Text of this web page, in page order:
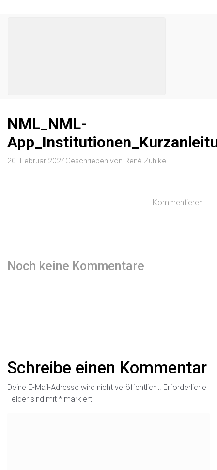
NML_NML-
20. Februar 2024Geschrieben von René Zühlke
Kommentieren
Noch keine Kommentare
Schreibe einen Kommentar
Deine E-Mail-Adresse wird nicht veröffentlicht. Erforderliche
Felder sind mit * markiert